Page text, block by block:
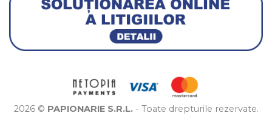
2026 © PAPIONARIE S.R.L.- Toate drepturile rezervate.